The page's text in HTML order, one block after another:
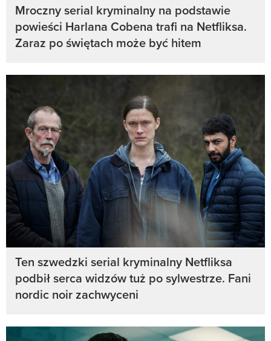
Mroczny serial kryminalny na podstawie
powieści Harlana Cobena trafi na Netfliksa.
Zaraz po świętach może być hitem
Ten szwedzki serial kryminalny Netfliksa
podbił serca widzów tuż po sylwestrze. Fani
nordic noir zachwyceni